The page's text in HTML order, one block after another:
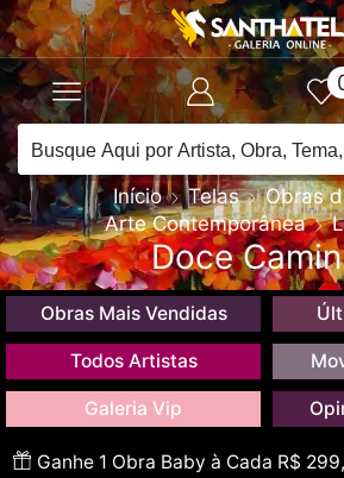
Início Telas
Obras
Arte Contemporânea
Doce
Obras Mais Vendidas
Todos Artistas
Galeria Vip
Ganhe 1 Obra Baby à Cada R$